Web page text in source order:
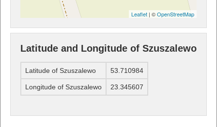
Leaflet | ©OpenStreetMap
Latitude and Longitude of Szuszalewo
Latitude of Szuszalewo 53.710984
Longitude of Szuszalewo 23.345607